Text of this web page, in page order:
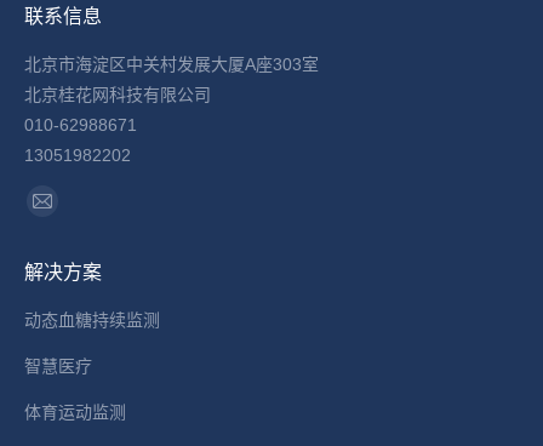
联系信息
北京市海淀区中关村发展大厦A座303室
北京桂花网科技有限公司
010-62988671
13051982202
找到我们：
Mail
opens
in
window
解决方案
动态血糖持续监测
智慧医疗
体育运动监测